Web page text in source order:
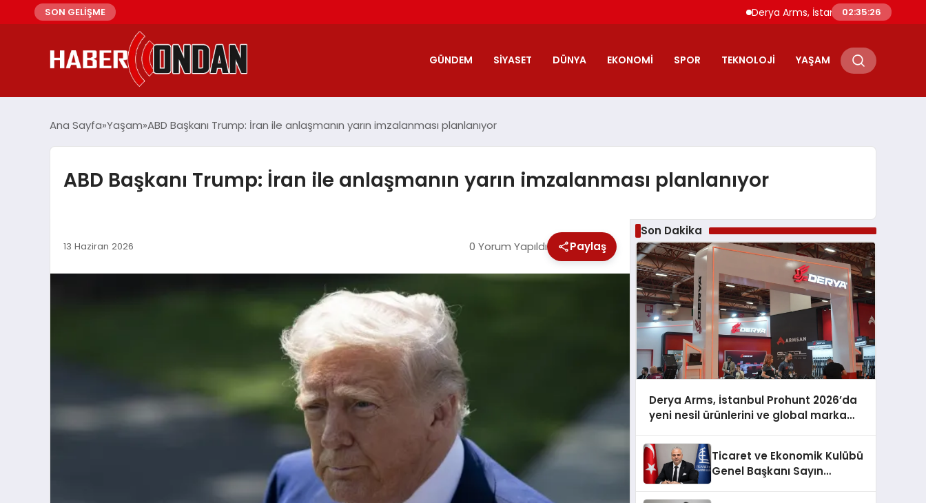
SON GELİŞME Derya Arms, İstanbul Prohunt 2026’da
02:35:27
GÜNDEM SIYASET DÜNYA EKONOMI SPOR TEKNOLOJI YAŞAM
Ana Sayfa Yaşam ABD Başkanı Trump: İran ile anlaşmanın yarın imzalanması planlanıyor
ABD Başkanı Trump: İran ile anlaşmanın yarın imzalanması planlanıyor
13 Haziran 2026 0 Yorum Yapıldı Paylaş
Son Dakika
Derya Arms, İstanbul Prohunt 2026’da
yeni nesil ürünlerini ve global marka
Ticaret ve Ekonomik Kulübü
Genel Başkanı Sayın